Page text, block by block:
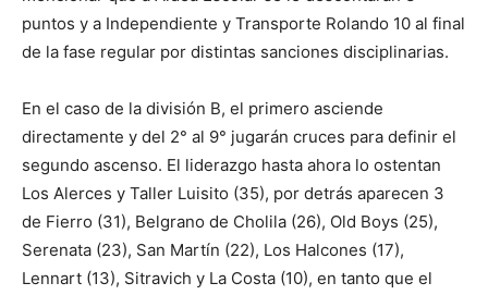
puntos y a Independiente y Transporte Rolando 10 al final
de la fase regular por distintas sanciones disciplinarias.
En el caso de la división B, el primero asciende
directamente y del 2° al 9° jugarán cruces para definir el
segundo ascenso. El liderazgo hasta ahora lo ostentan
Los Alerces y Taller Luisito (35), por detrás aparecen 3
de Fierro (31), Belgrano de Cholila (26), Old Boys (25),
Serenata (23), San Martín (22), Los Halcones (17),
Lennart (13), Sitravich y La Costa (10), en tanto que el